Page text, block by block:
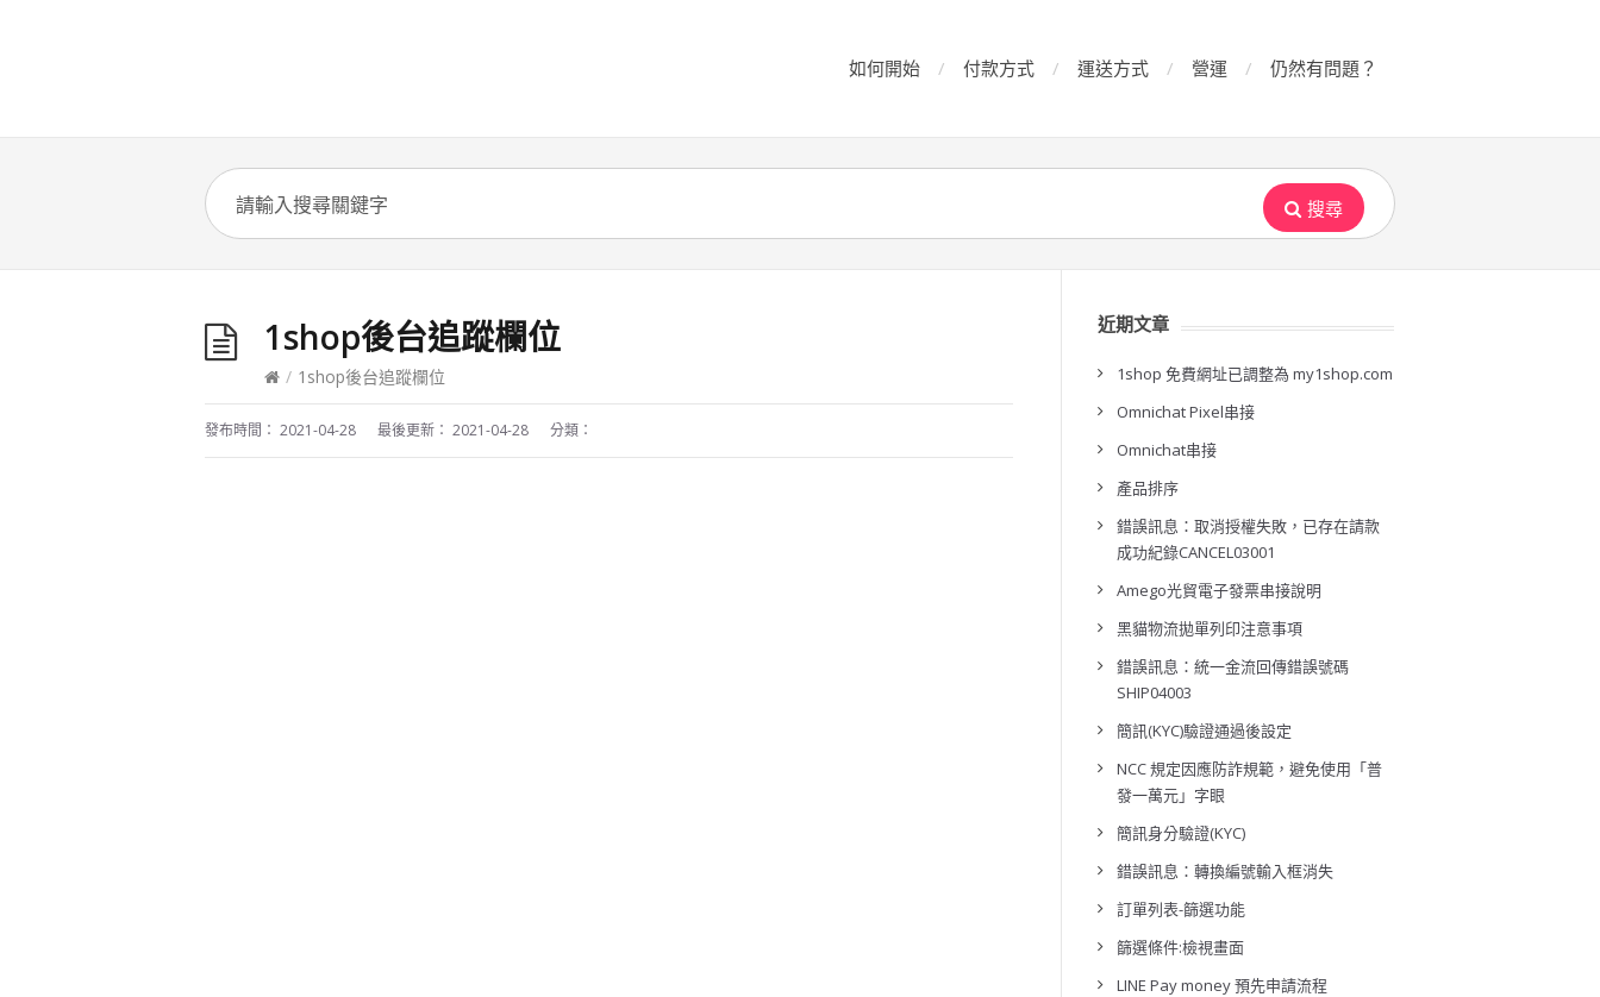
如何開始 付款方式 運送方式 營運 仍然有問題？
搜尋
1shop後台追蹤欄位
/ 1shop後台追蹤欄位
發布時間： 2021-04-28 最後更新： 2021-04-28 分類：
近期文章
1shop 免費網址已調整為 my1shop.com
Omnichat Pixel串接
Omnichat串接
產品排序
錯誤訊息：取消授權失敗，已存在請款
成功紀錄CANCEL03001
Amego光貿電子發票串接說明
黑貓物流拋單列印注意事項
錯誤訊息：統一金流回傳錯誤號碼
SHIP04003
簡訊(KYC)驗證通過後設定
NCC 規定因應防詐規範，避免使用「普
發一萬元」字眼
簡訊身分驗證(KYC)
錯誤訊息：轉換編號輸入框消失
訂單列表-篩選功能
篩選條件:檢視畫面
LINE Pay money 預先申請流程